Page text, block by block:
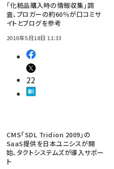
「化粧品購入時の情報収集」調
査、ブロガーの約60％が口コミサ
イトとブログを参考
2010年5月18日 11:33
22
CMS「SDL Tridion 2009」の
SaaS提供を日本ユニシスが開
始、タクトシステムズが導入サポー
ト